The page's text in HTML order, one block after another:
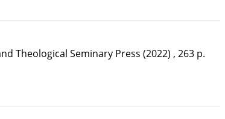
Theological Seminary Press (2022) , 263 p.